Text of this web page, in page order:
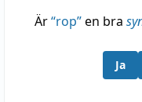
Är“rop”en bra
Ja